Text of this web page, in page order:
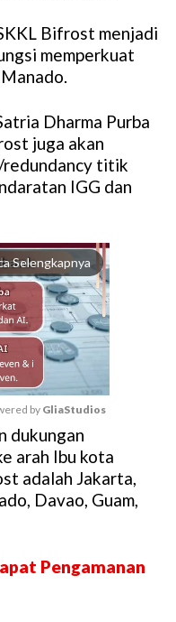
Bifrost menjadi
memperkuat
Dharma Purba
juga akan
titik
IGG dan
Selengkapnya
M
u
t
e
by GliaStudios
dukungan
arah Ibu kota
adalah Jakarta,
Davao, Guam,
Pengamanan